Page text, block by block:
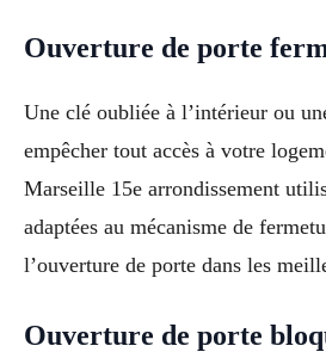
Ouverture de porte
Une clé oubliée à l’intérieur ou
empêcher tout accès à votre
Marseille 15e arrondissement
adaptées au mécanisme de
l’ouverture de porte dans les
Ouverture de porte